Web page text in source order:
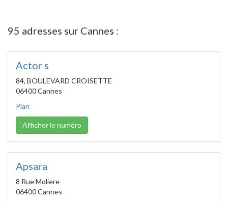
95 adresses sur Cannes :
Actor s
84, BOULEVARD CROISETTE
06400 Cannes
Plan
Afficher le numéro
Apsara
8 Rue Moliere
06400 Cannes